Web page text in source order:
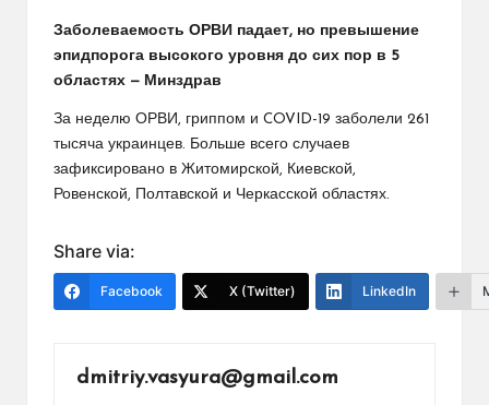
Заболеваемость ОРВИ падает, но превышение
эпидпорога высокого уровня до сих пор в 5
областях — Минздрав
За неделю ОРВИ, гриппом и COVID-19 заболели 261
тысяча украинцев. Больше всего случаев
зафиксировано в Житомирской, Киевской,
Ровенской, Полтавской и Черкасской областях.
Share via:
Facebook X (Twitter) LinkedIn
dmitriy.vasyura@gmail.com